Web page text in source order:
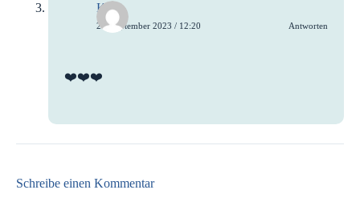
Katja
26. September 2023 / 12:20 Antworten
❤️❤️❤️
Schreibe einen Kommentar